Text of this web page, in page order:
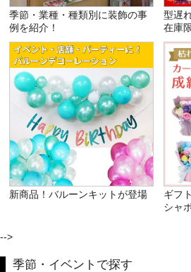
季節・業種・種類別に装飾の事
例を紹介！
型遅
在庫
新商品！バルーンキットが登場
ギフ
シャ
-->
季節・イベントで探す